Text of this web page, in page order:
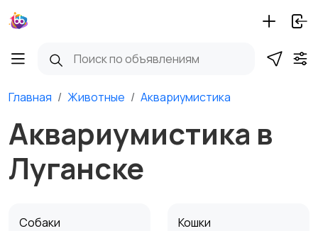
Главная Животные Аквариумистика
Аквариумистика в
Луганске
Собаки Кошки